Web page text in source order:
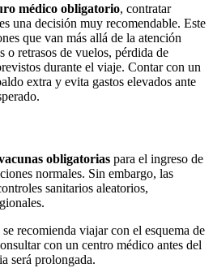
médico obligatorio, contratar
es una decisión muy recomendable. Este
que van más allá de la atención
o retrasos de vuelos, pérdida de
durante el viaje. Contar con un
extra y evita gastos elevados ante
obligatorias para el ingreso de
normales. Sin embargo, las
sanitarios aleatorios,
recomienda viajar con el esquema de
con un centro médico antes del
será prolongada.